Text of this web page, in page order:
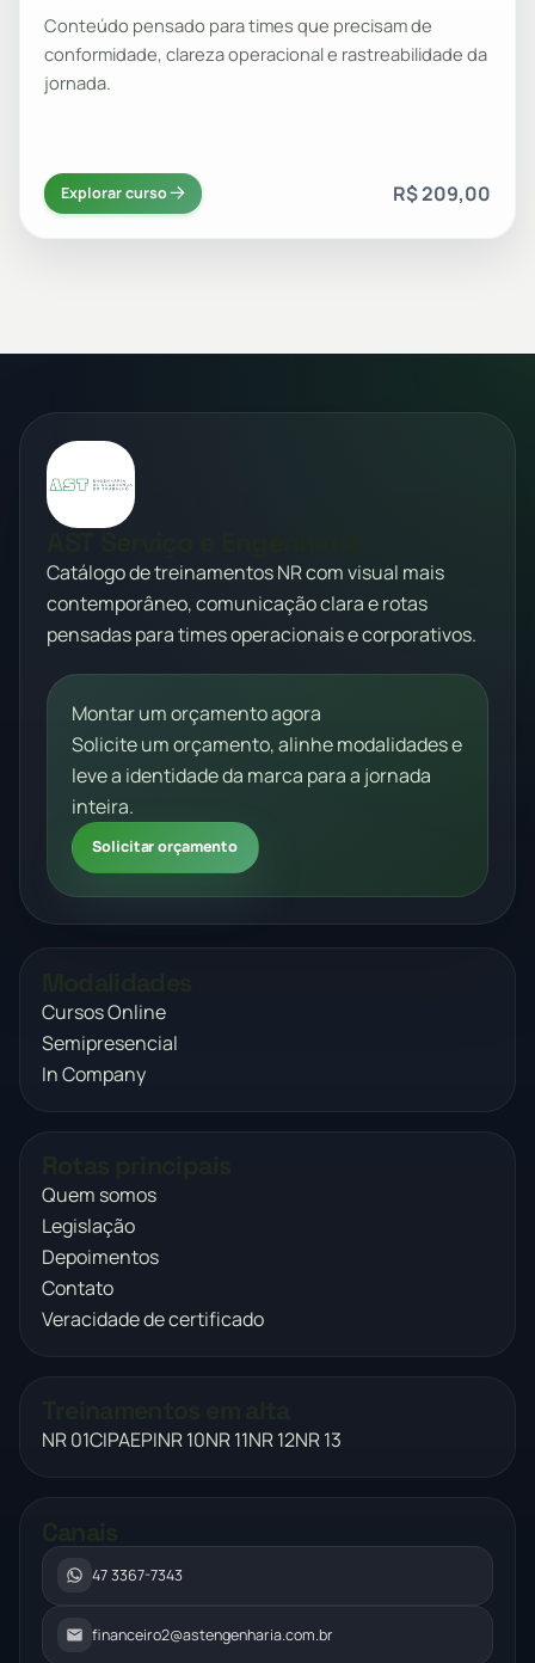
Conteúdo pensado para times que precisam de
conformidade, clareza operacional e rastreabilidade da
jornada.
Explorar curso R$ 209,00
Catálogo de treinamentos NR com visual mais
contemporâneo, comunicação clara e rotas
pensadas para times operacionais e corporativos.
Montar um orçamento agora
Solicite um orçamento, alinhe modalidades e
leve a identidade da marca para a jornada
inteira.
Solicitar orçamento
Cursos Online
Semipresencial
In Company
Quem somos
Legislação
Depoimentos
Contato
Veracidade de certificado
NR 01CIPAEPINR 10NR 11NR 12NR 13
47 3367-7343
financeiro2@astengenharia.com.br